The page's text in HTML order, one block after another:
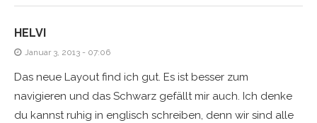
HELVI
Januar 3, 2013 - 07:06
Das neue Layout find ich gut. Es ist besser zum
navigieren und das Schwarz gefällt mir auch. Ich denke
du kannst ruhig in englisch schreiben, denn wir sind alle